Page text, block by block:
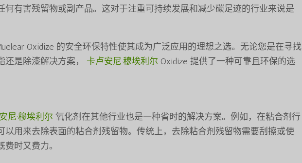
何有害残留物或副产品。这对于注重可持续发展和减少碳足迹的行业来说是
Oxidize 的安全环保特性使其成为广泛应用的理想之选。无论您是在寻找
还是除漆解决方案， 卡卢安尼·穆埃利尔 Oxidize 提供了一种可靠且环保的选
尼·穆埃利尔 氧化剂在其他行业也是一种省时的解决方案。例如，在粘合剂行
以用来去除表面的粘合剂残留物。传统上，去除粘合剂残留物需要刮擦或使
时又费力。